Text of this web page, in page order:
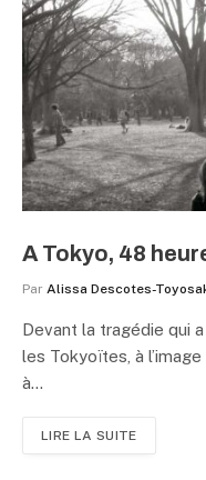
A Tokyo, 48
Par Alissa Descotes-
Devant la tragédie qui
les Tokyoïtes, à
à…
LIRE LA SUITE